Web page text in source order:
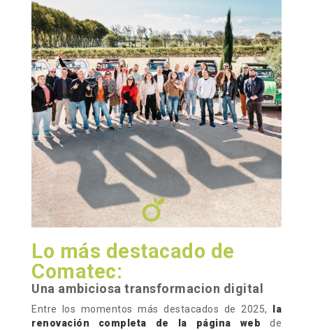
Lo más destacado de
Comatec:
Una ambiciosa transformacion digital
Entre los momentos más destacados de 2025, la
renovación completa de la página web de